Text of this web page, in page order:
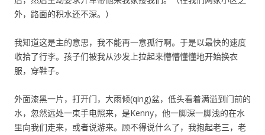
外，路面的积水还不深。）
我知道这是主的意思，我不能再一意孤行啊。于是以最快的速度
收拾了行李。孩子们被我从沙发上拉起来懵懵懂懂地开始换衣
服，穿鞋子。
外面漆黑一片，打开门，大雨倾(qing)盆，低头看着满溢到门前的
水，忽然远处一束手电照来，是Kenny，他一脚深一脚浅的在水
里向我们走来，或者说游来。顾不得说什么了，我抱起老三，老